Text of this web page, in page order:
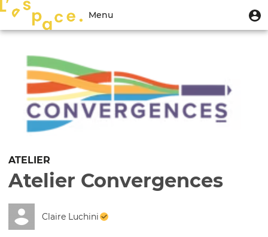
contenu
Menu
du
l'utilisateur
Menu
Toggle
ATELIER
Atelier Convergences
Claire Luchini